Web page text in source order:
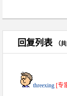
回复列表 （
threexing [专